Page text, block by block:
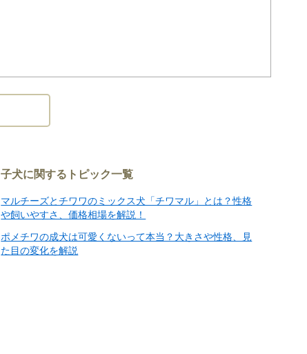
子犬に関するトピック一覧
マルチーズとチワワのミックス犬「チワマル」とは？性格
や飼いやすさ、価格相場を解説！
ポメチワの成犬は可愛くないって本当？大きさや性格、見
た目の変化を解説